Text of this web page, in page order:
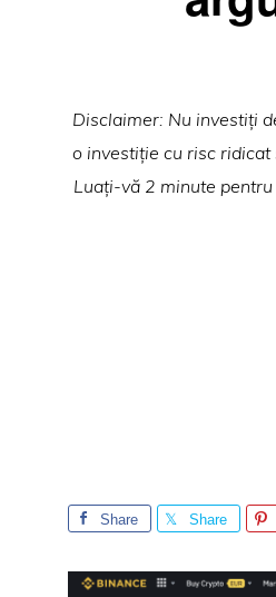
Disclaimer: Nu investiți
o investiție cu risc
Luați-vă 2 minute
Share Share